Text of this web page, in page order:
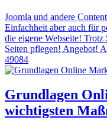
Joomla und andere
Einfachheit aber auch für
die eigene Webseite!
Seiten pflegen! Angebot!
49084
Grundlagen
wichtigsten